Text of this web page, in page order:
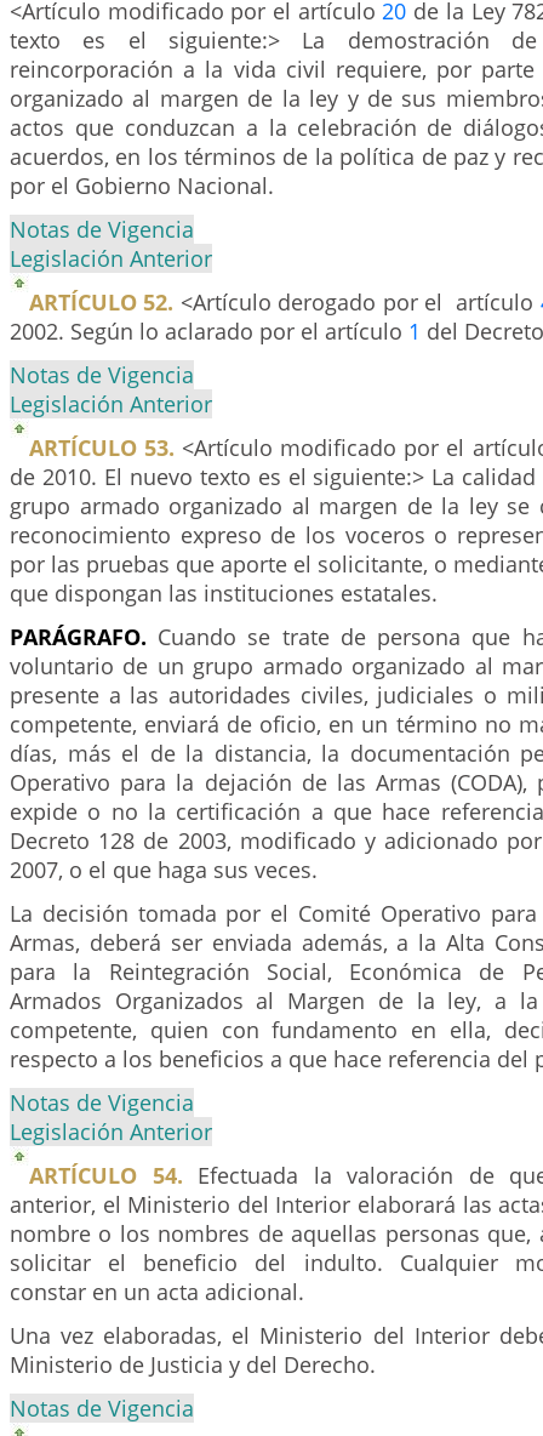
<Artículo modificado por el artículo20 de la Ley
texto es el siguiente:> La demostración
reincorporación a la vida civil requiere, por
organizado al margen de la ley y de sus
actos que conduzcan a la celebración de
acuerdos, en los términos de la política de paz y
por el Gobierno Nacional.
Notas de Vigencia
Legislación Anterior
ARTÍCULO 52. <Artículo derogado por el artículo
2002. Según lo aclarado por el artículo 1 del
Notas de Vigencia
Legislación Anterior
ARTÍCULO 53. <Artículo modificado por el
de 2010. El nuevo texto es el siguiente:> La
grupo armado organizado al margen de la ley se
reconocimiento expreso de los voceros o
por las pruebas que aporte el solicitante, o
que dispongan las instituciones estatales.
PARÁGRAFO. Cuando se trate de persona que
voluntario de un grupo armado organizado al
presente a las autoridades civiles, judiciales o
competente, enviará de oficio, en un término no
días, más el de la distancia, la documentación
Operativo para la dejación de las Armas
expide o no la certificación a que hace
Decreto 128 de 2003, modificado y adicionado
2007, o el que haga sus veces.
La decisión tomada por el Comité Operativo
Armas, deberá ser enviada además, a la Alta
para la Reintegración Social, Económica de
Armados Organizados al Margen de la ley, a
competente, quien con fundamento en ella,
respecto a los beneficios a que hace referencia del
Notas de Vigencia
Legislación Anterior
ARTÍCULO 54. Efectuada la valoración de
anterior, el Ministerio del Interior elaborará las
nombre o los nombres de aquellas personas que,
solicitar el beneficio del indulto. Cualquier
constar en un acta adicional.
Una vez elaboradas, el Ministerio del Interior
Ministerio de Justicia y del Derecho.
Notas de Vigencia